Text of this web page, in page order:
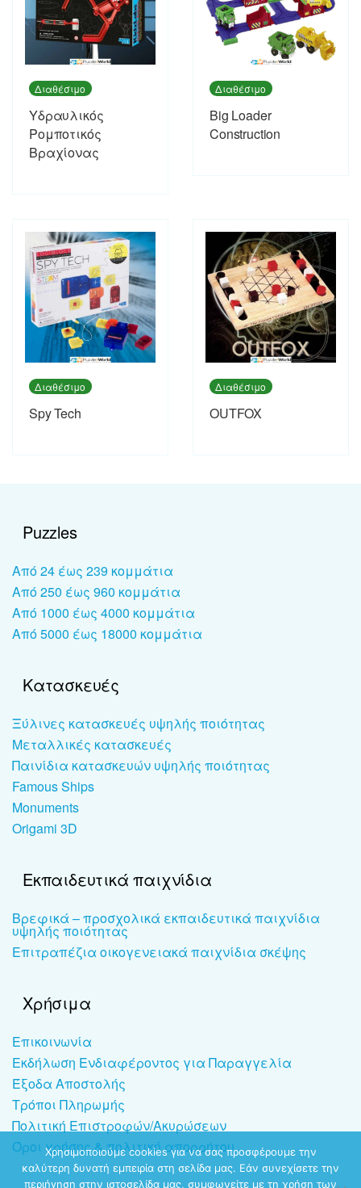
Διαθέσιμο
Υδραυλικός
Ρομποτικός
Βραχίονας
Διαθέσιμο
Big Loader
Construction
Διαθέσιμο
Spy Tech
Διαθέσιμο
OUTFOX
Puzzles
Από 24 έως 239 κομμάτια
Από 250 έως 960 κομμάτια
Από 1000 έως 4000 κομμάτια
Από 5000 έως 18000 κομμάτια
Κατασκευές
Ξύλινες κατασκευές υψηλής ποιότητας
Μεταλλικές κατασκευές
Παινίδια κατασκευών υψηλής ποιότητας
Famous Ships
Monuments
Origami 3D
Εκπαιδευτικά παιχνίδια
Βρεφικά – προσχολικά εκπαιδευτικά παιχνίδια
υψηλής ποιότητας
Επιτραπέζια οικογενειακά παιχνίδια σκέψης
Χρήσιμα
Επικοινωνία
Εκδήλωση Ενδιαφέροντος για Παραγγελία
Έξοδα Αποστολής
Τρόποι Πληρωμής
Πολιτική Επιστροφών/Ακυρώσεων
Όροι χρήσης & πολιτική απορρήτου
Χρησιμοποιούμε cookies για να σας προσφέρουμε την
καλύτερη δυνατή εμπειρία στη σελίδα μας. Εάν συνεχίσετε την
περιήγηση στην ιστοσελίδα μας, συμφωνείτε με τη χρήση των